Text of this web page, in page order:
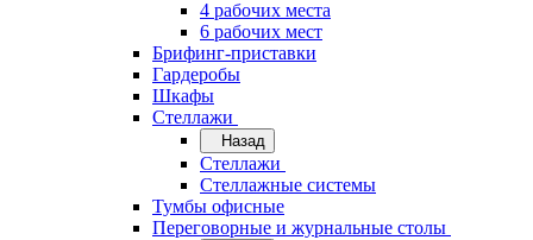
4 рабочих места
6 рабочих мест
Брифинг-приставки
Гардеробы
Шкафы
Стеллажи
Назад
Стеллажи
Стеллажные системы
Тумбы офисные
Переговорные и журнальные столы